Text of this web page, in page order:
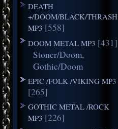
DEATH
+/DOOM/BLACK/THRASH
MP3 [558]
DOOM METAL MP3 [431]
Stoner/Doom,
Gothic/Doom
EPIC /FOLK /VIKING MP3
[265]
GOTHIC METAL /ROCK
MP3 [226]